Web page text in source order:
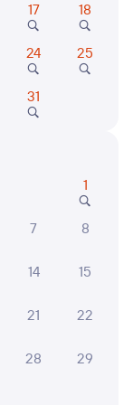
Отель
17 18
24 25
31
1
7 8
14 15
21 22
28 29